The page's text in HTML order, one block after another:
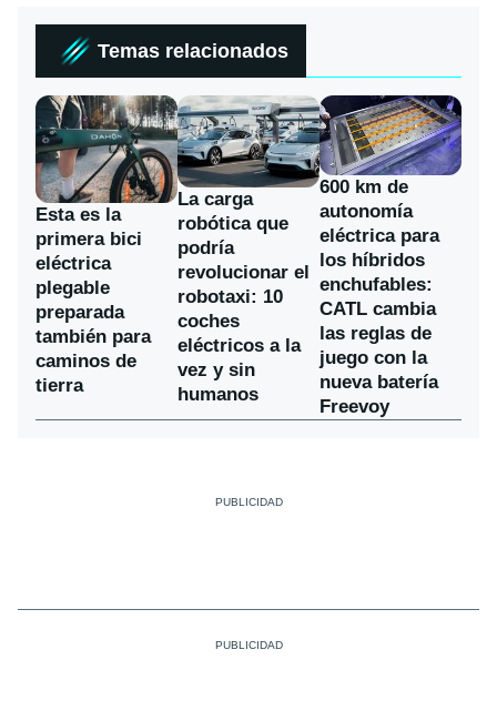
Temas relacionados
Esta es la
primera bici
eléctrica
plegable
preparada
también para
caminos de
tierra
La carga
robótica que
podría
revolucionar el
robotaxi: 10
coches
eléctricos a la
vez y sin
humanos
600 km de
autonomía
eléctrica para
los híbridos
enchufables:
CATL cambia
las reglas de
juego con la
nueva batería
Freevoy